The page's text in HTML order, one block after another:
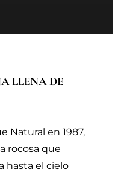
LLENA DE
Natural en 1987,
rocosa que
hasta el cielo